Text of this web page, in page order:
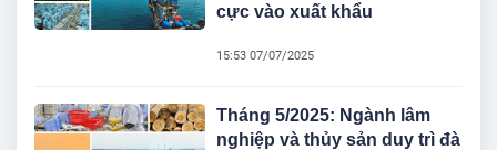
cực vào xuất khẩu
15:53 07/07/2025
Tháng 5/2025: Ngành lâm
nghiệp và thủy sản duy trì đà